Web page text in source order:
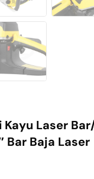
Laser
Bar Baja Laser